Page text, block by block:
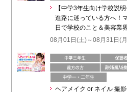
【中学3年生向け学校説明
進路に迷っている方へ！
日で学校のこと＆美容業
08月01日(土)～08月31日(
ヘアメイク or ネイル 撮